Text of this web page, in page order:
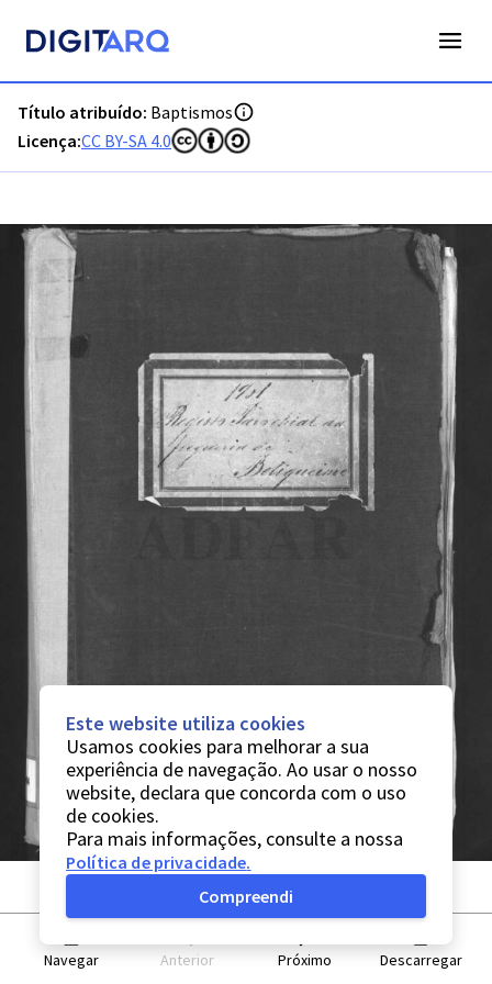
Título atribuído: Baptismos
Licença:CC BY-SA 4.0
Navegar Anterior Próximo Descarregar
Este website utiliza cookies
Usamos cookies para melhorar a sua
experiência de navegação. Ao usar o nosso
website, declara que concorda com o uso
de cookies.
Para mais informações, consulte a nossa
Política de privacidade.
Compreendi